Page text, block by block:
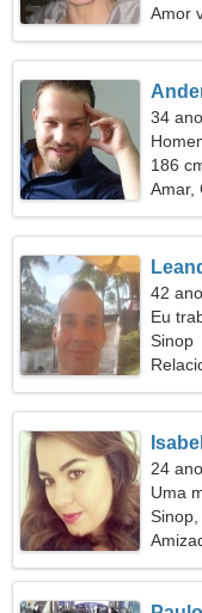
Amor
34
186
Amar,
42
Eu
Sinop
24
Uma